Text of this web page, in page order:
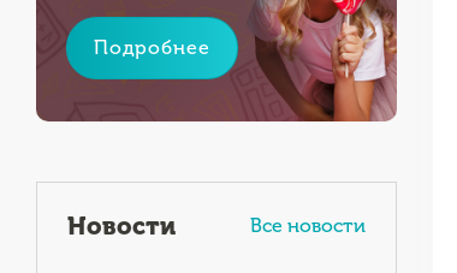
Подробнее
Новости Все новости